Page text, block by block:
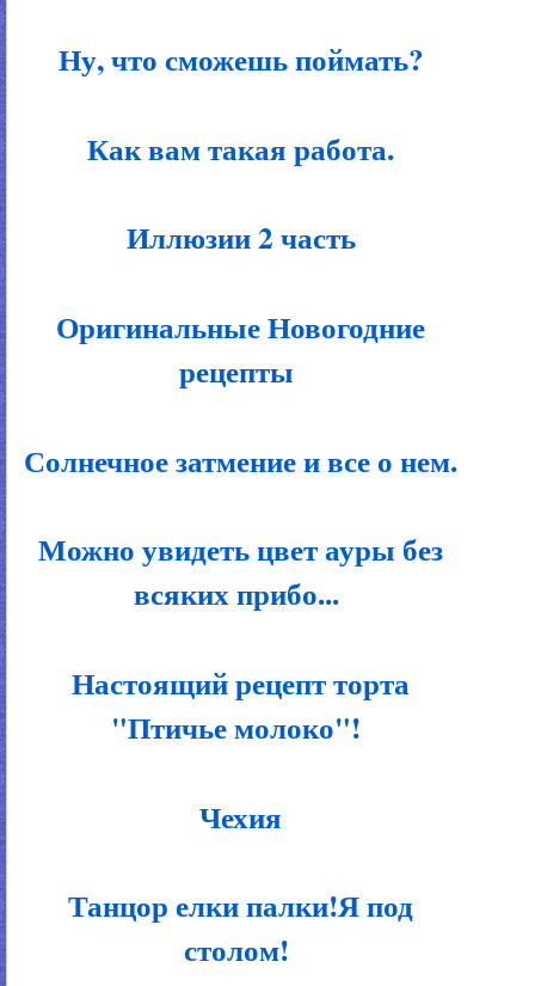
Ну, что сможешь поймать?
Как вам такая работа.
Иллюзии 2 часть
Оригинальные Новогодние
рецепты
Солнечное затмение и все о нем.
Можно увидеть цвет ауры без
всяких прибо...
Настоящий рецепт торта
"Птичье молоко"!
Чехия
Танцор елки палки!Я под
столом!